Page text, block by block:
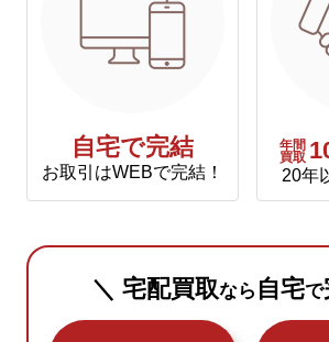
自宅で完結
お取引はWEBで完結！
年間
買取
20年
＼ 宅配買取なら 自宅で